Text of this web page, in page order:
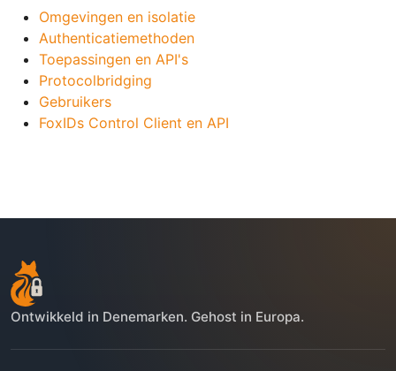
Omgevingen en isolatie
Authenticatiemethoden
Toepassingen en API's
Protocolbridging
Gebruikers
FoxIDs Control Client en API
Ontwikkeld in Denemarken. Gehost in Europa.